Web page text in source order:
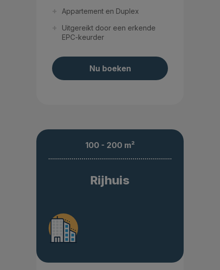
Appartement en Duplex
Uitgereikt door een erkende
EPC-keurder
Nu boeken
100 - 200 m²
Rijhuis